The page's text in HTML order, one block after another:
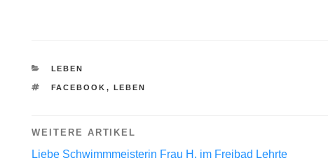
KATEGORIEN
LEBEN
SCHLAGWÖRTER
FACEBOOK , LEBEN
WEITERE ARTIKEL
Liebe Schwimmmeisterin Frau H. im Freibad Lehrte